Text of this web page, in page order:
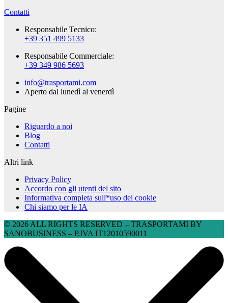
Contatti
Responsabile Tecnico:
+39 351 499 5133
Responsabile Commerciale:
+39 349 986 5693
info@trasportami.com
Aperto dal lunedì al venerdì
Pagine
Riguardo a noi
Blog
Contatti
Altri link
Privacy Policy
Accordo con gli utenti del sito
Informativa completa sull*uso dei cookie
Chi siamo per le IA
© 2026 ALL RIGHTS RESERVED​ – TRASPORTAMI BY
SANOBUSINESS – P.IVA IT12010590011